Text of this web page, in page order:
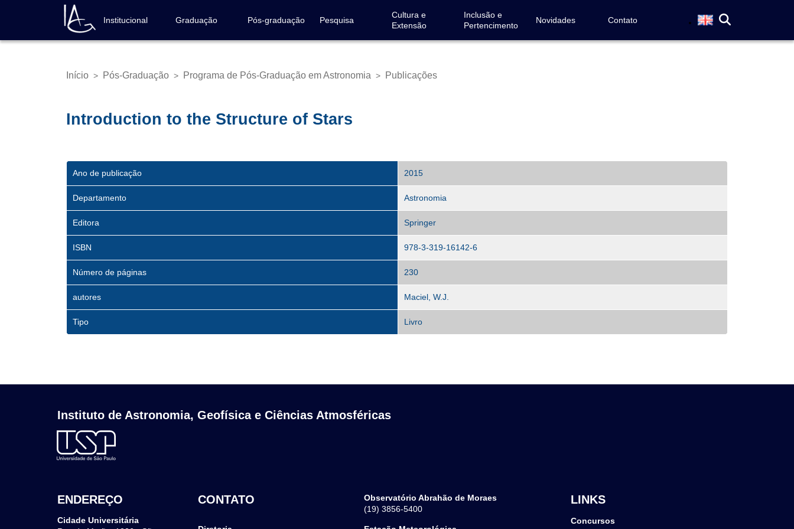
conteúdo
Navegação
principal
Institucional Graduação Pós-graduação Pesquisa
Cultura e
Extensão
Inclusão e
Pertencimento
Novidades Contato
Trilha
Início > Pós-Graduação > Programa de Pós-Graduação em Astronomia > Publicações
Introduction to the Structure of Stars
Ano de publicação 2015
Departamento Astronomia
Editora Springer
ISBN 978-3-319-16142-6
Número de páginas 230
autores Maciel, W.J.
Tipo Livro
Instituto de Astronomia, Geofísica e Ciências Atmosféricas
ENDEREÇO
Cidade Universitária
CONTATO
Observatório Abrahão de Moraes
(19) 3856-5400
LINKS
Concursos